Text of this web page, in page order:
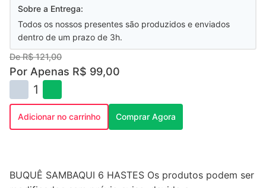
Sobre a Entrega:
Todos os nossos presentes são produzidos e enviados
dentro de um prazo de 3h.
De R$ 121,00
Por Apenas R$ 99,00
1
Adicionar no carrinho Comprar Agora
BUQUÊ SAMBAQUI 6 HASTES Os produtos podem ser